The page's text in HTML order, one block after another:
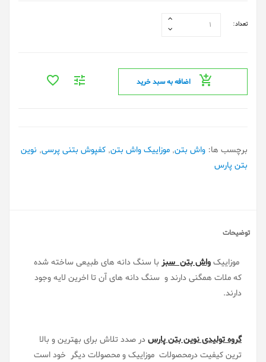
تعداد:
اضافه به سبد خرید
برچسب ها: واش بتن, موزاییک واش بتن, کفپوش بتنی پرسی, نوین
بتن پارس
توضیحات
موزاییکواش بتن سبز با سنگ دانه های طبیعی ساخته شده
که ملات همگنی دارند و سنگ دانه های آن تا اخرین لایه وجود
دارند.
گروه تولیدی نوین بتن پارس در صدد تلاش برای بهترین و بالا
ترین کیفیت درمحصولات موزاییک و محصولات دیگر خود است